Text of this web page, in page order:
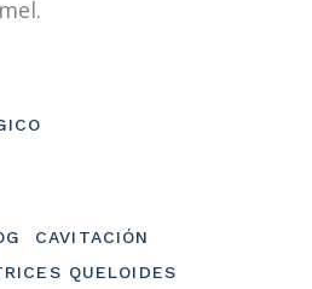
CAVITACIÓN
QUELOIDES